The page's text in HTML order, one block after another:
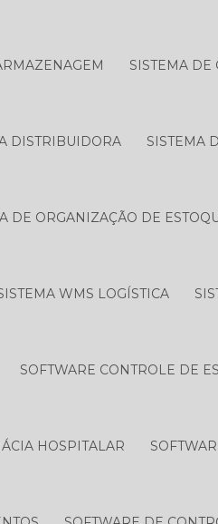
SISTEMA DE
DISTRIBUIDORA SISTEMA
DE ORGANIZAÇÃO DE
WMS LOGÍSTICA
SOFTWARE CONTROLE DE
HOSPITALAR